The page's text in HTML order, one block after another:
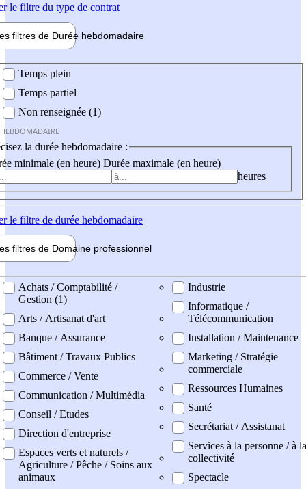
le filtre du type de contrat
filtres de Durée hebdomadaire
Temps plein
Temps partiel
Non renseignée (1)
la durée hebdomadaire :
minimale (en heure) Durée maximale (en heure)
heures
le filtre de durée hebdomadaire
filtres de Domaine professionnel
professionel
Achats / Comptabilité /
Gestion (1)
Arts / Artisanat d'art
Banque / Assurance
Bâtiment / Travaux Publics
Commerce / Vente
Communication / Multimédia
Conseil / Etudes
Direction d'entreprise
Espaces verts et naturels /
Agriculture / Pêche / Soins aux
animaux
Industrie
Informatique /
Télécommunication
Installation / Maintenance
Marketing / Stratégie
commerciale
Ressources Humaines
Santé
Secrétariat / Assistanat
Services à la personne / à la
collectivité
Spectacle